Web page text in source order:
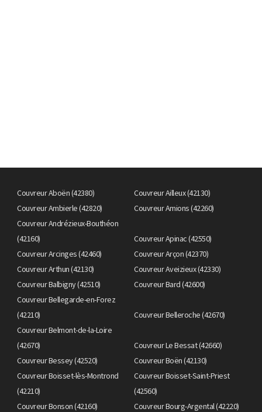
Couvreur Aboën (42380)
Couvreur Ailleux (42130)
Couvreur Ambierle (42820)
Couvreur Amions (42260)
Couvreur Andrézieux-Bouthéon
(42160)
Couvreur Apinac (42550)
Couvreur Arcinges (42460)
Couvreur Arçon (42370)
Couvreur Arthun (42130)
Couvreur Aveizieux (42330)
Couvreur Balbigny (42510)
Couvreur Bard (42600)
Couvreur Bellegarde-en-Forez
(42210)
Couvreur Belleroche (42670)
Couvreur Belmont-de-la-Loire
(42670)
Couvreur Le Bessat (42660)
Couvreur Bessey (42520)
Couvreur Boën (42130)
Couvreur Boisset-lès-Montrond
(42210)
Couvreur Boisset-Saint-Priest
(42560)
Couvreur Bonson (42160)
Couvreur Bourg-Argental (42220)